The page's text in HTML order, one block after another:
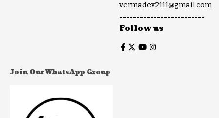
vermadev2111@gmail.com
-------------------------
Follow us
Join Our WhatsApp Group